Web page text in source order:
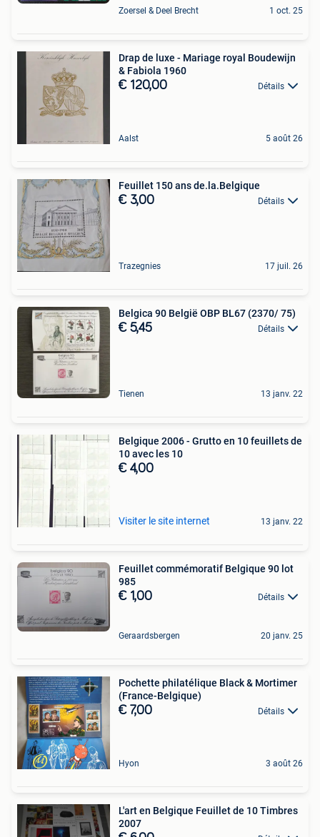
Zoersel & Deel Brecht 1 oct. 25
Drap de luxe - Mariage royal Boudewijn
& Fabiola 1960
€ 120,00 Détails
Aalst 5 août 26
Feuillet 150 ans de.la.Belgique
€ 3,00 Détails
Trazegnies 17 juil. 26
Belgica 90 België OBP BL67 (2370/ 75)
€ 5,45 Détails
Tienen 13 janv. 22
Belgique 2006 - Grutto en 10 feuillets de
10 avec les 10
€ 4,00
Visiter le site internet 13 janv. 22
Feuillet commémoratif Belgique 90 lot
985
€ 1,00 Détails
Geraardsbergen 20 janv. 25
Pochette philatélique Black & Mortimer
(France-Belgique)
€ 7,00 Détails
Hyon 3 août 26
L'art en Belgique Feuillet de 10 Timbres
2007